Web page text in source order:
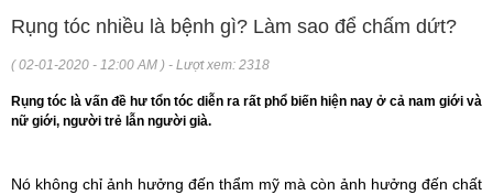
Rụng tóc nhiều là bệnh gì? Làm sao để chấm dứt?
( 02-01-2020 - 12:00 AM ) - Lượt xem: 2318
Rụng tóc là vấn đề hư tổn tóc diễn ra rất phổ biến hiện nay ở cả nam giới và
nữ giới, người trẻ lẫn người già.
Nó không chỉ ảnh hưởng đến thẩm mỹ mà còn ảnh hưởng đến chất